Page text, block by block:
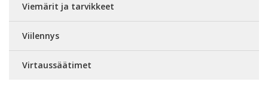
Viemärit ja tarvikkeet
Viilennys
Virtaussäätimet